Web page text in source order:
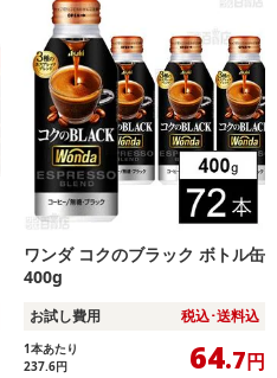
ワンダ コクのブラック ボトル缶
400g
お試し費用 税込･送料込
1本あたり
237.6円 64.7円